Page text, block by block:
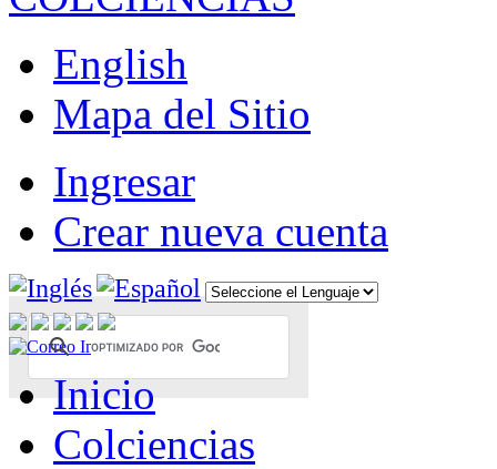
English
Mapa del Sitio
Ingresar
Crear nueva cuenta
Inicio
Colciencias